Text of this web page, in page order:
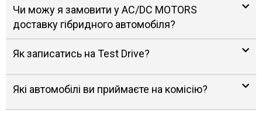
Чи можу я замовити у AC/DC MOTORS
доставку гібридного автомобіля?
Як записатись на Test Drive?
Які автомобілі ви приймаєте на комісію?